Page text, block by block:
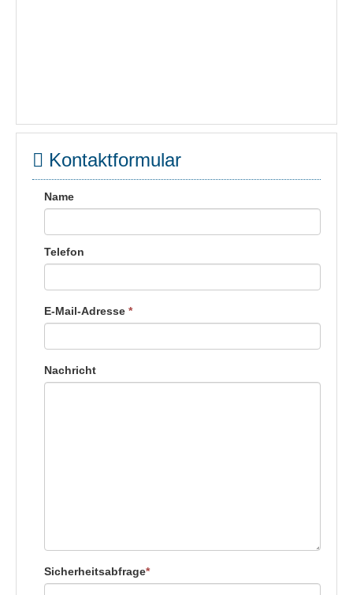
Kontaktformular
Name
Telefon
E-Mail-Adresse *
Nachricht
Sicherheitsabfrage*